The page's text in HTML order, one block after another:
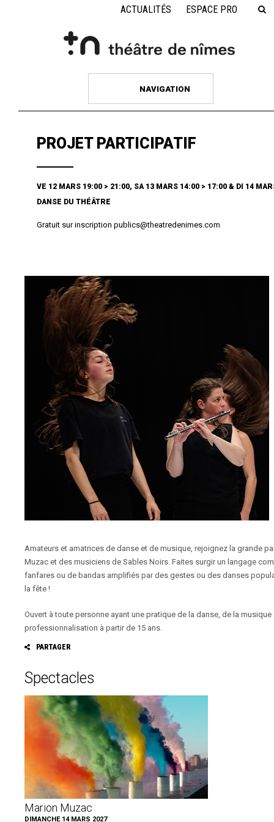
ACTUALITÉS ESPACE PRO
NAVIGATION
PROJET PARTICIPATIF
VE 12 MARS 19:00 > 21:00, SA 13 MARS 14:00 > 17:00 & DI 14
DANSE DU THÉÂTRE
Gratuit sur inscription publics@theatredenimes.com
Amateurs et amatrices de danse et de musique, rejoignez la grande
Muzac et des musiciens de Sables Noirs. Faites surgir un langage
fanfares ou de bandas amplifiés par des gestes ou des danses
la fête !
Ouvert à toute personne ayant une pratique de la danse, de la
professionnalisation à partir de 15 ans.
PARTAGER
Spectacles
Marion Muzac
DIMANCHE 14 MARS 2027
FERMETURE ESTIVALE
La billetterie du Théâtre de Nîmes vous souhaite un bon été et vous
donne rendez-vous à partir du
mardi 1 er
place ou en ligne, pour vos billets à l’unité et abonnements de la
Delerm, samedi 3 octobre, reste accessible (excepté du 19 au 24
juillet inclus où notre site sera exceptionnellement en maintenance).